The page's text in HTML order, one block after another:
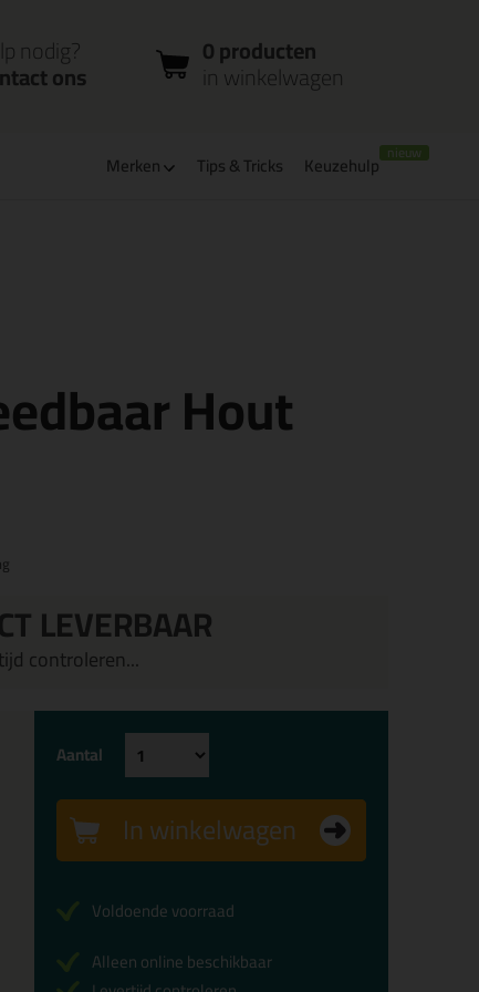
in winkelwagen
nodig?
ons
0 producten
in winkelwagen
Merken Tips & Tricks Keuzehulp
Hout
LEVERBAAR
controleren...
Aantal
In winkelwagen
Voldoende voorraad
Alleen online beschikbaar